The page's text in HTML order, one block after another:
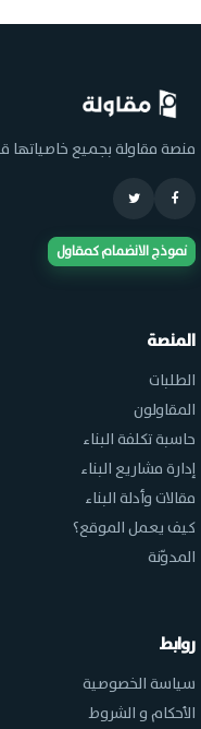
منصة مقاولة بجميع خاصياتها
نموذج الانضمام كمقاول
المنصة
الطلبات
المقاولون
حاسبة تكلفة البناء
إدارة مشاريع البناء
مقالات وأدلة البناء
كيف يعمل الموقع؟
المدوّنة
روابط
سياسة الخصوصية
الأحكام و الشروط